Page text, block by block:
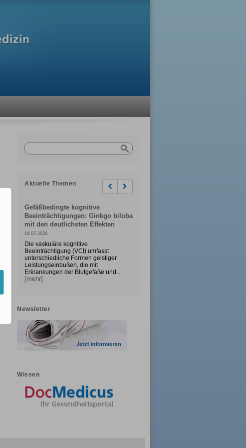
Aktuelle Themen Previous
Gefäßbedingte kognitive
Beeinträchtigungen: Ginkgo biloba
mit den deutlichsten Effekten
16.07.2026
Die vaskuläre kognitive
Beeinträchtigung (VCI) umfasst
unterschiedliche Formen geistiger
Leistungseinbußen, die mit
Erkrankungen der Blutgefäße und…
[mehr]
Newsletter
Wissen